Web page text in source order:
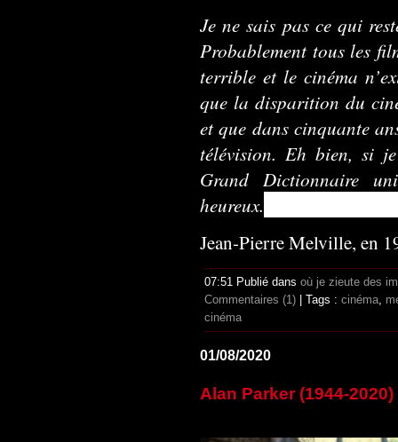
Je ne sais pas ce qui
Probablement tous les
terrible et le cinéma
que la disparition du
et que dans cinquante
télévision. Eh bien, si
Grand Dictionnaire
heureux.
Jean-Pierre Melville, en
07:51 Publié dans où je zieute des
Commentaires (1) | Tags : cinéma,
cinéma
01/08/2020
Alan Parker (1944-2020)